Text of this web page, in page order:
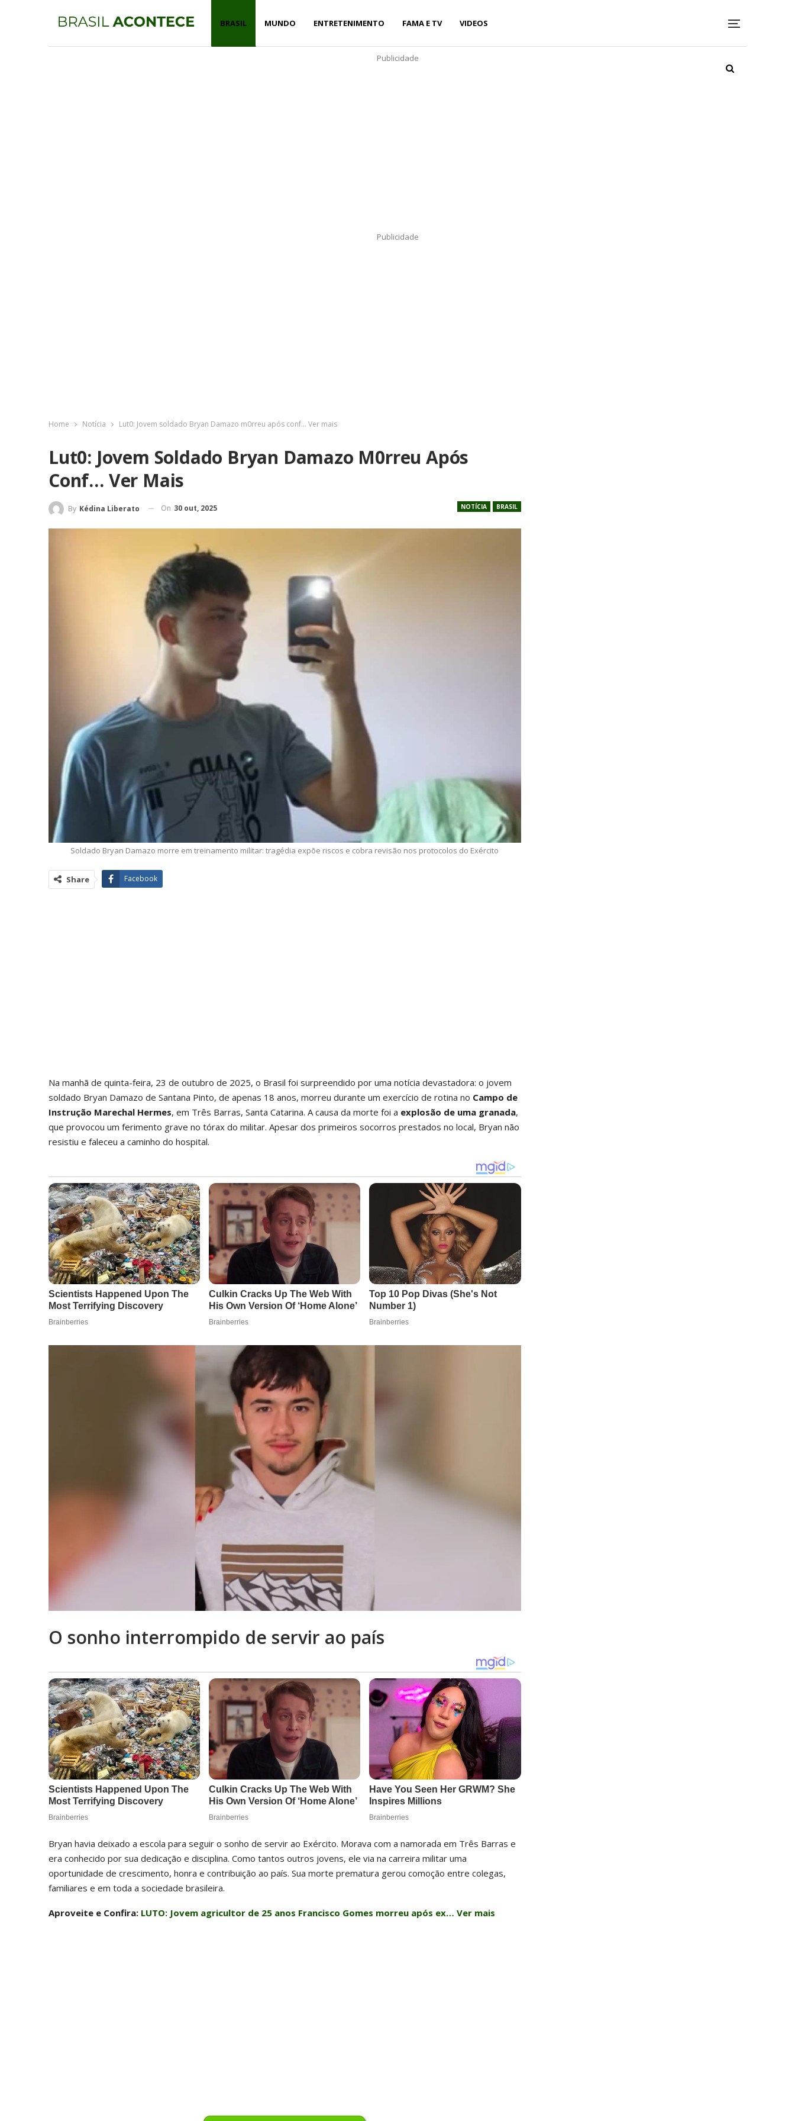
BRASIL MUNDO ENTRETENIMENTO FAMA E TV VIDEOS
Publicidade
Publicidade
Home Notícia Lut0: Jovem soldado Bryan Damazo m0rreu após conf… Ver mais
Lut0: Jovem Soldado Bryan Damazo M0rreu Após
Conf… Ver Mais
NOTÍCIA BRASIL
By Kédina Liberato On 30 out, 2025
Soldado Bryan Damazo morre em treinamento militar: tragédia expõe riscos e cobra revisão nos protocolos do Exército
Share Facebook
Na manhã de quinta-feira, 23 de outubro de 2025, o Brasil foi surpreendido por uma notícia devastadora: o jovem
soldado Bryan Damazo de Santana Pinto, de apenas 18 anos, morreu durante um exercício de rotina no Campo de
Instrução Marechal Hermes, em Três Barras, Santa Catarina. A causa da morte foi a explosão de uma granada,
que provocou um ferimento grave no tórax do militar. Apesar dos primeiros socorros prestados no local, Bryan não
resistiu e faleceu a caminho do hospital.
O sonho interrompido de servir ao país
Bryan havia deixado a escola para seguir o sonho de servir ao Exército. Morava com a namorada em Três Barras e
era conhecido por sua dedicação e disciplina. Como tantos outros jovens, ele via na carreira militar uma
oportunidade de crescimento, honra e contribuição ao país. Sua morte prematura gerou comoção entre colegas,
familiares e em toda a sociedade brasileira.
Aproveite e Confira: LUTO: Jovem agricultor de 25 anos Francisco Gomes morreu após ex… Ver mais